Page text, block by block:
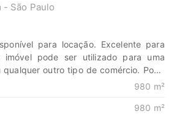
- São Paulo
para locação. Excelente para
imóvel pode ser utilizado para uma
outro tipo de comércio. Pode
à bares, restaurante e muito mais.
seus sonhos em lares e seus
980 m²
980 m²